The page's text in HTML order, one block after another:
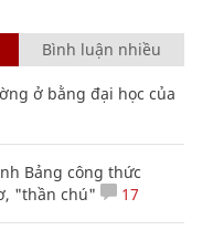
Bình luận nhiều
ở bằng đại học của
Bảng công thức
"thần chú"
17